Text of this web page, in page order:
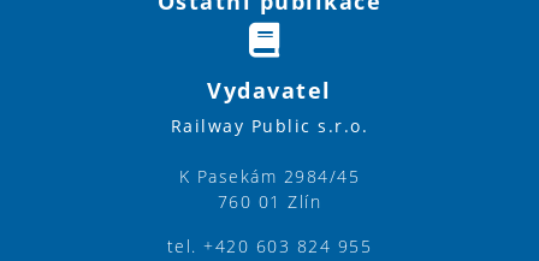
Vydavatel
Railway Public s.r.o.
K Pasekám 2984/45
760 01 Zlín
tel. +420 603 824 955